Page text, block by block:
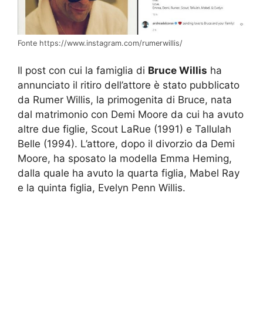
Fonte https://www.instagram.com/rumerwillis/
Il post con cui la famiglia di Bruce Willis ha
annunciato il ritiro dell’attore è stato pubblicato
da Rumer Willis, la primogenita di Bruce, nata
dal matrimonio con Demi Moore da cui ha avuto
altre due figlie, Scout LaRue (1991) e Tallulah
Belle (1994). L’attore, dopo il divorzio da Demi
Moore, ha sposato la modella Emma Heming,
dalla quale ha avuto la quarta figlia, Mabel Ray
e la quinta figlia, Evelyn Penn Willis.